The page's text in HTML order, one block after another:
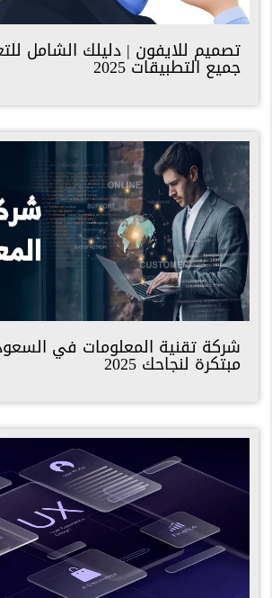
تصميم للايفون | دليلك الشامل
جميع التطبيقات 2025
شركة تقنية المعلومات في
مبتكرة لنجاحك 2025